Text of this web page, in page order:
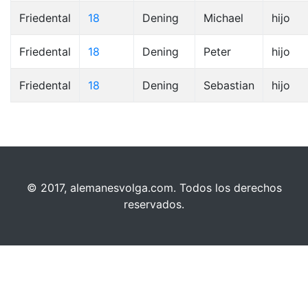
Friedental 18 Dening Michael hijo
Friedental 18 Dening Peter hijo
Friedental 18 Dening Sebastian hijo
© 2017, alemanesvolga.com. Todos los derechos
reservados.